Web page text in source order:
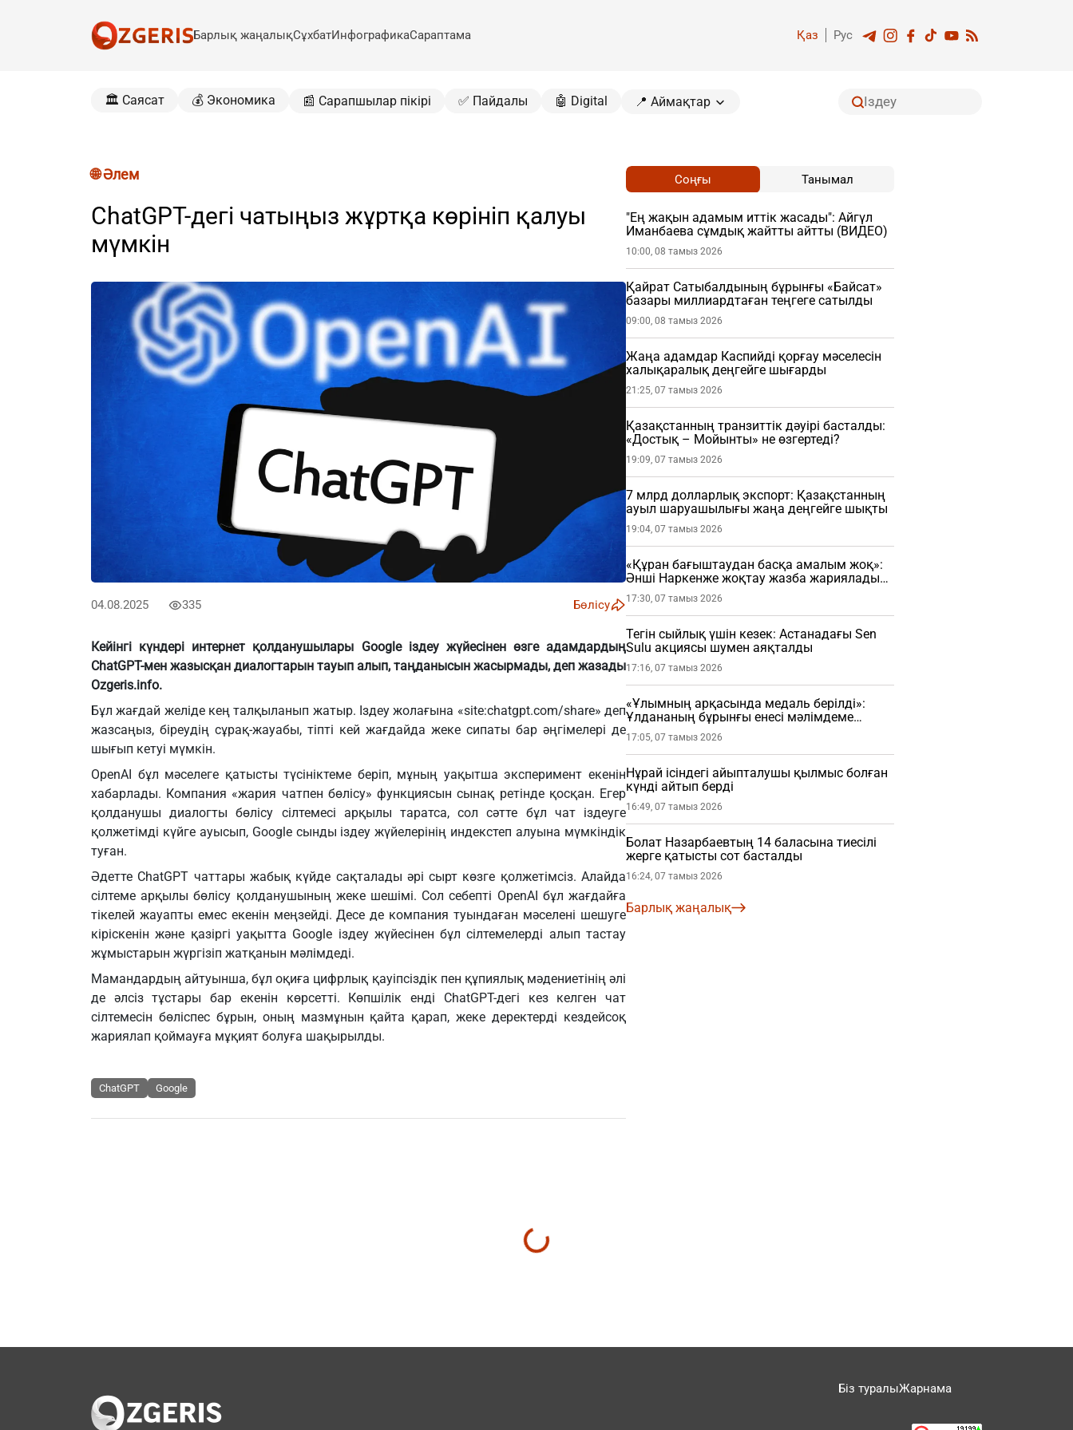
Барлық жаңалықСұхбатИнфографикаСараптама Қаз Рус
🏛️ Саясат 💰 Экономика 📰 Сарапшылар пікірі ✅ Пайдалы 🤖 Digital 📍 Аймақтар
🌐 Әлем
ChatGPT-дегі чатыңыз жұртқа көрініп қалуы
мүмкін
04.08.2025 335 Бөлісу
Кейінгі күндері интернет қолданушылары Google іздеу жүйесінен өзге адамдардың
ChatGPT-мен жазысқан диалогтарын тауып алып, таңданысын жасырмады, деп жазады
Ozgeris.info.
Бұл жағдай желіде кең талқыланып жатыр. Іздеу жолағына «site:chatgpt.com/share» деп
жазсаңыз, біреудің сұрақ-жауабы, тіпті кей жағдайда жеке сипаты бар әңгімелері де
шығып кетуі мүмкін.
OpenAI бұл мәселеге қатысты түсініктеме беріп, мұның уақытша эксперимент екенін
хабарлады. Компания «жария чатпен бөлісу» функциясын сынақ ретінде қосқан. Егер
қолданушы диалогты бөлісу сілтемесі арқылы таратса, сол сәтте бұл чат іздеуге
қолжетімді күйге ауысып, Google сынды іздеу жүйелерінің индекстеп алуына мүмкіндік
туған.
Әдетте ChatGPT чаттары жабық күйде сақталады әрі сырт көзге қолжетімсіз. Алайда
сілтеме арқылы бөлісу қолданушының жеке шешімі. Сол себепті OpenAI бұл жағдайға
тікелей жауапты емес екенін меңзейді. Десе де компания туындаған мәселені шешуге
кіріскенін және қазіргі уақытта Google іздеу жүйесінен бұл сілтемелерді алып тастау
жұмыстарын жүргізіп жатқанын мәлімдеді.
Мамандардың айтуынша, бұл оқиға цифрлық қауіпсіздік пен құпиялық мәдениетінің әлі
де әлсіз тұстары бар екенін көрсетті. Көпшілік енді ChatGPT-дегі кез келген чат
сілтемесін бөліспес бұрын, оның мазмұнын қайта қарап, жеке деректерді кездейсоқ
жариялап қоймауға мұқият болуға шақырылды.
ChatGPT Google
Соңғы Танымал
"Ең жақын адамым иттік жасады": Айгүл
Иманбаева сұмдық жайтты айтты (ВИДЕО)
10:00, 08 тамыз 2026
Қайрат Сатыбалдының бұрынғы «Байсат»
базары миллиардтаған теңгеге сатылды
09:00, 08 тамыз 2026
Жаңа адамдар Каспийді қорғау мәселесін
халықаралық деңгейге шығарды
21:25, 07 тамыз 2026
Қазақстанның транзиттік дәуірі басталды:
«Достық – Мойынты» не өзгертеді?
19:09, 07 тамыз 2026
7 млрд долларлық экспорт: Қазақстанның
ауыл шаруашылығы жаңа деңгейге шықты
19:04, 07 тамыз 2026
«Құран бағыштаудан басқа амалым жоқ»:
Әнші Наркенже жоқтау жазба жариялады
(ФОТО)
17:30, 07 тамыз 2026
Тегін сыйлық үшін кезек: Астанадағы Sen
Sulu акциясы шумен аяқталды
17:16, 07 тамыз 2026
«Ұлымның арқасында медаль берілді»:
Ұлдананың бұрынғы енесі мәлімдеме
жасады (ВИДЕО)
17:05, 07 тамыз 2026
Нұрай ісіндегі айыпталушы қылмыс болған
күнді айтып берді
16:49, 07 тамыз 2026
Болат Назарбаевтың 14 баласына тиесілі
жерге қатысты сот басталды
16:24, 07 тамыз 2026
Барлық жаңалық
Біз туралыЖарнама